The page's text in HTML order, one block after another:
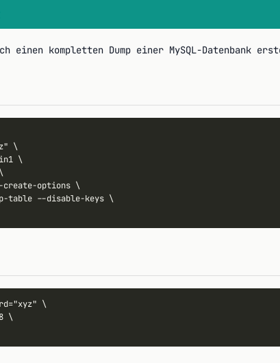
einen kompletten Dump einer MySQL-Datenbank
\
\
options \
table --disable-keys \
\
\